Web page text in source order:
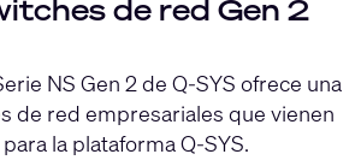
de red Gen 2
NS Gen 2 de Q-SYS ofrece una
de red empresariales que vienen
la plataforma Q-SYS.